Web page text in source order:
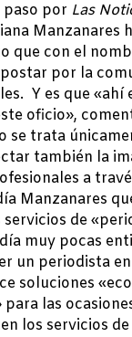
paso por Las
Manzanares
que con el
por la
Y es que
oficio»,
se trata
también la
a
Manzanares
de
muy pocas
un periodista
soluciones
las
los servicios